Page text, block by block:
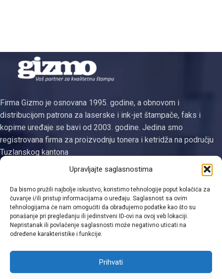
Upravljajte saglasnostima
Da bismo pružili najbolje iskustvo, koristimo tehnologije poput kolačića za
čuvanje i/ili pristup informacijama o uređaju. Saglasnost sa ovim
tehnologijama će nam omogućiti da obrađujemo podatke kao što su
ponašanje pri pregledanju ili jedinstveni ID-ovi na ovoj veb lokaciji.
Nepristanak ili povlačenje saglasnosti može negativno uticati na
određene karakteristike i funkcije.
Prihvati
Firma Gizmo je osnovana 1995. godine, a obnovom i
distribucijom patrona za laserske i ink-jet štampače, faks i
kopirne uređaje se bavi od 2003. godine. Jedina smo
registrovana firma za proizvodnju tonera i ketridža na području
Tuzlanskog kantona
Linkovi
Kontakt informacije